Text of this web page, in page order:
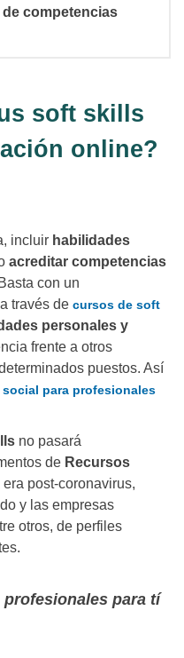
competencias
soft skills
online?
incluir habilidades
acreditar competencias
con un
través de cursos de soft
personales y
frente a otros
puestos. Así
para profesionales
no pasará
de Recursos
post-coronavirus,
y las empresas
otros, de perfiles
para tí